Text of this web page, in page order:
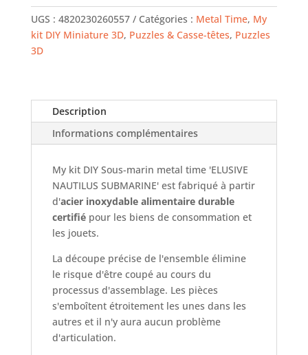
METAL
TIME
Kit
Sous-
UGS : 4820230260557 Catégories : Metal Time, My
kit DIY Miniature 3D, Puzzles & Casse-têtes, Puzzles
3D
Description
Informations complémentaires
My kit DIY Sous-marin metal time 'ELUSIVE
NAUTILUS SUBMARINE' est fabriqué à partir
d'acier inoxydable alimentaire durable
certifiépour les biens de consommation et
les jouets.
La découpe précise de l'ensemble élimine
le risque d'être coupé au cours du
processus d'assemblage. Les pièces
s'emboîtent étroitement les unes dans les
autres et il n'y aura aucun problème
d'articulation.